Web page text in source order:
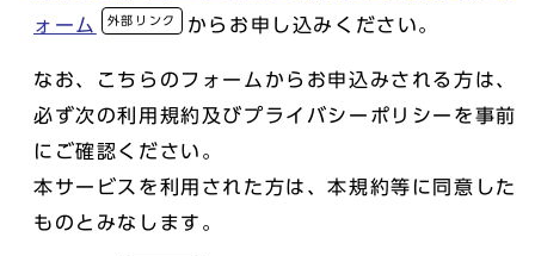
ォーム
外部リンク からお申し込みください。
なお、こちらのフォームからお申込みされる方は、
必ず次の利用規約及びプライバシーポリシーを事前
にご確認ください。
本サービスを利用された方は、本規約等に同意した
ものとみなします。